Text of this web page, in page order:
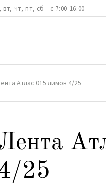
чт, пт, сб - с 7:00-16:00
Атлас 015 лимон 4/25
25